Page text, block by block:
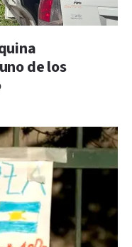
de los